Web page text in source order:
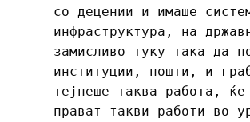
со децении и имаше
инфраструктура, на
замисливо туку така да
институции, пошти, и
тејнеше таква работа,
прават такви работи во